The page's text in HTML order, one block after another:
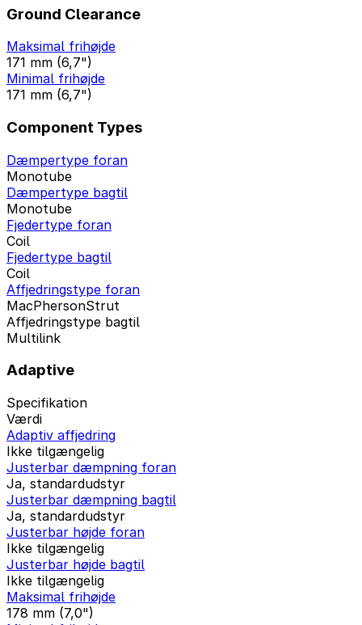
Ground Clearance
Maksimal frihøjde
171 mm (6,7")
Minimal frihøjde
171 mm (6,7")
Component Types
Dæmpertype foran
Monotube
Dæmpertype bagtil
Monotube
Fjedertype foran
Coil
Fjedertype bagtil
Coil
Affjedringstype foran
MacPhersonStrut
Affjedringstype bagtil
Multilink
Adaptive
Specifikation
Værdi
Adaptiv affjedring
Ikke tilgængelig
Justerbar dæmpning foran
Ja, standardudstyr
Justerbar dæmpning bagtil
Ja, standardudstyr
Justerbar højde foran
Ikke tilgængelig
Justerbar højde bagtil
Ikke tilgængelig
Maksimal frihøjde
178 mm (7,0")